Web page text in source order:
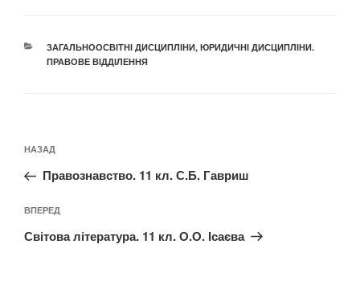
КАТЕГОРІЇ
ЗАГАЛЬНООСВІТНІ ДИСЦИПЛІНИ, ЮРИДИЧНІ ДИСЦИПЛІНИ.
ПРАВОВЕ ВІДДІЛЕННЯ
записів
Попередній
запис:
НАЗАД
Правознавство. 11 кл. С.Б. Гавриш
Наступний
запис
ВПЕРЕД
Світова література. 11 кл. О.О. Ісаєва